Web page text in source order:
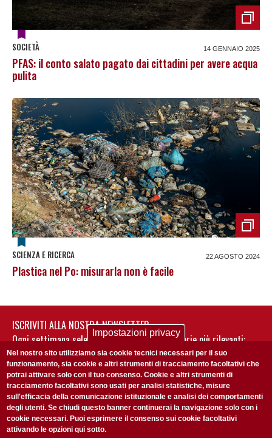
SOCIETÀ 14 GENNAIO 2025
PFAS: il conto salato pagato dai cittadini per avere acqua
pulita
SCIENZA E RICERCA 22 AGOSTO 2024
Plastica nel Po: misurarla non è facile
ISCRIVITI ALLA NOSTRA NEWSLETTER
Ogni settimana selezioniamo per te nostre storie più rilevanti:
non perderti gli aggiornamenti della nostra newsletter
Privacy Policy
Impostazioni privacy
Nel nostro sito utilizziamo sia cookie tecnici necessari per il suo
funzionamento, sia cookie e altri strumenti di tracciamento facoltativi che
potrai attivare solo con il tuo consenso. Cookie e altri strumenti di
tracciamento facoltativi sono usati per analisi statistiche, misure
sull'efficacia della comunicazione istituzionale e analisi dei comportamenti
degli utenti. Se chiudi questo banner continuerai la navigazione solo con i
cookie necessari. Puoi esprimere il consenso sui cookie facoltativi
attivando le opzioni qui sotto.